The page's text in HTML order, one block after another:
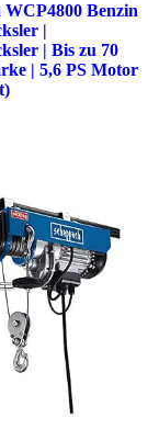
WCP4800 Benzin
|
| Bis zu 70
| 5,6 PS Motor